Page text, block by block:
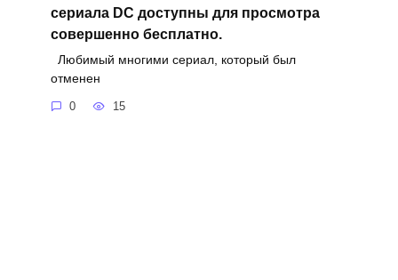
сериала DC доступны для просмотра
совершенно бесплатно.
Любимый многими сериал, который был
отменен
0 15